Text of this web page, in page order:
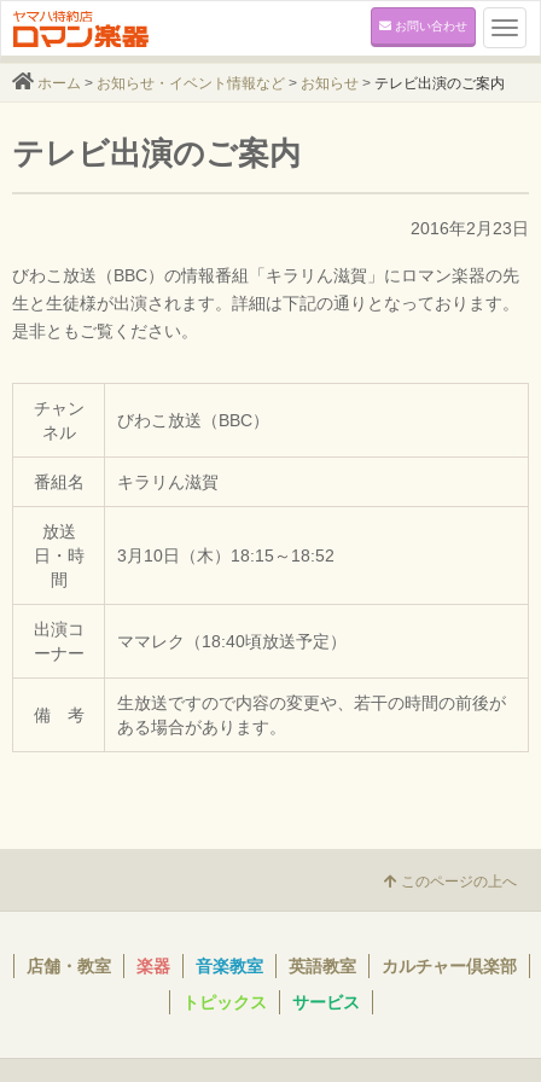
お問い合わせ
ホーム > お知らせ・イベント情報など > お知らせ > テレビ出演のご案内
テレビ出演のご案内
2016年2月23日
びわこ放送（BBC）の情報番組「キラリん滋賀」にロマン楽器の先
生と生徒様が出演されます。詳細は下記の通りとなっております。
是非ともご覧ください。
チャン
ネル
びわこ放送（BBC）
番組名 キラリん滋賀
放送
日・時
間
3月10日（木）18:15～18:52
出演コ
ーナー
ママレク（18:40頃放送予定）
備 考
生放送ですので内容の変更や、若干の時間の前後が
ある場合があります。
このページの上へ
店舗・教室 楽器 音楽教室 英語教室
カルチャー倶楽部
トピックス
サービス